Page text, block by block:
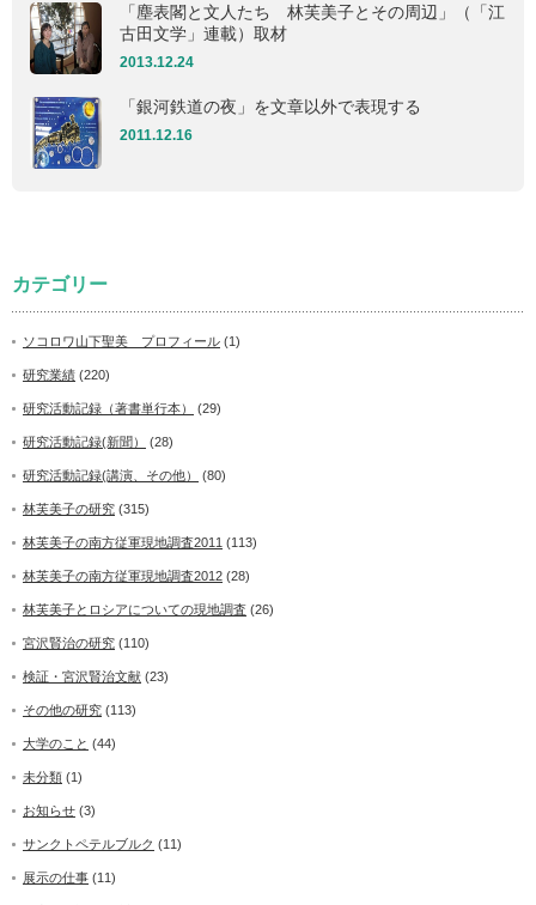
「塵表閣と文人たち 林芙美子とその周辺」（「江
古田文学」連載）取材
2013.12.24
「銀河鉄道の夜」を文章以外で表現する
2011.12.16
カテゴリー
ソコロワ山下聖美 プロフィール (1)
研究業績 (220)
研究活動記録（著書単行本） (29)
研究活動記録(新聞） (28)
研究活動記録(講演、その他） (80)
林芙美子の研究 (315)
林芙美子の南方従軍現地調査2011 (113)
林芙美子の南方従軍現地調査2012 (28)
林芙美子とロシアについての現地調査 (26)
宮沢賢治の研究 (110)
検証・宮沢賢治文献 (23)
その他の研究 (113)
大学のこと (44)
未分類 (1)
お知らせ (3)
サンクトペテルブルク (11)
展示の仕事 (11)